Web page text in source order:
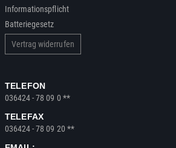
Informationspflicht
Batteriegesetz
Vertrag widerrufen
TELEFON
036424 - 78 09 0 **
TELEFAX
036424 - 78 09 20 **